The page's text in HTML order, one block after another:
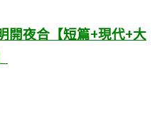
開夜合【短篇+現代+大